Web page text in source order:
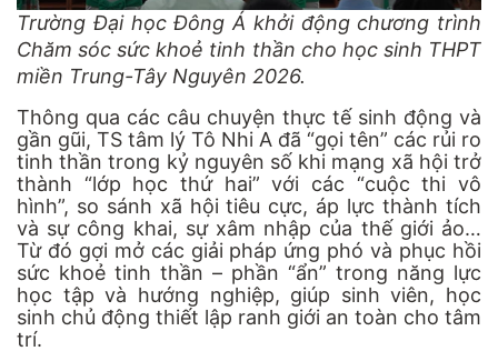
Trường Đại học Đông Á khởi động chương trình
Chăm sóc sức khoẻ tinh thần cho học sinh THPT
miền Trung-Tây Nguyên 2026.
Thông qua các câu chuyện thực tế sinh động và
gần gũi, TS tâm lý Tô Nhi A đã “gọi tên” các rủi ro
tinh thần trong kỷ nguyên số khi mạng xã hội trở
thành “lớp học thứ hai” với các “cuộc thi vô
hình”, so sánh xã hội tiêu cực, áp lực thành tích
và sự công khai, sự xâm nhập của thế giới ảo…
Từ đó gợi mở các giải pháp ứng phó và phục hồi
sức khoẻ tinh thần – phần “ẩn” trong năng lực
học tập và hướng nghiệp, giúp sinh viên, học
sinh chủ động thiết lập ranh giới an toàn cho tâm
trí.